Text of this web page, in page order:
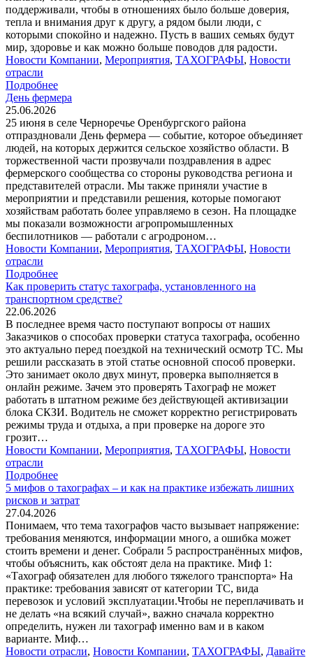
поддерживали, чтобы в отношениях было больше доверия,
тепла и внимания друг к другу, а рядом были люди, с
которыми спокойно и надежно. Пусть в ваших семьях будут
мир, здоровье и как можно больше поводов для радости.
Новости Компании, Мероприятия, ТАХОГРАФЫ, Новости
отрасли
Подробнее
День фермера
25.06.2026
25 июня в селе Черноречье Оренбургского района
отпраздновали День фермера — событие, которое объединяет
людей, на которых держится сельское хозяйство области. В
торжественной части прозвучали поздравления в адрес
фермерского сообщества со стороны руководства региона и
представителей отрасли. Мы также приняли участие в
мероприятии и представили решения, которые помогают
хозяйствам работать более управляемо в сезон. На площадке
мы показали возможности агропромышленных
беспилотников — работали с агродроном…
Новости Компании, Мероприятия, ТАХОГРАФЫ, Новости
отрасли
Подробнее
Как проверить статус тахографа, установленного на
транспортном средстве?
22.06.2026
В последнее время часто поступают вопросы от наших
Заказчиков о способах проверки статуса тахографа, особенно
это актуально перед поездкой на технический осмотр ТС. Мы
решили рассказать в этой статье основной способ проверки.
Это занимает около двух минут, проверка выполняется в
онлайн режиме. Зачем это проверять Тахограф не может
работать в штатном режиме без действующей активизации
блока СКЗИ. Водитель не сможет корректно регистрировать
режимы труда и отдыха, а при проверке на дороге это
грозит…
Новости Компании, Мероприятия, ТАХОГРАФЫ, Новости
отрасли
Подробнее
5 мифов о тахографах – и как на практике избежать лишних
рисков и затрат
27.04.2026
Понимаем, что тема тахографов часто вызывает напряжение:
требования меняются, информации много, а ошибка может
стоить времени и денег. Собрали 5 распространённых мифов,
чтобы объяснить, как обстоят дела на практике. Миф 1:
«Тахограф обязателен для любого тяжелого транспорта» На
практике: требования зависят от категории ТС, вида
перевозок и условий эксплуатации.Чтобы не переплачивать и
не делать «на всякий случай», важно сначала корректно
определить, нужен ли тахограф именно вам и в каком
варианте. Миф…
Новости отрасли, Новости Компании, ТАХОГРАФЫ, Давайте